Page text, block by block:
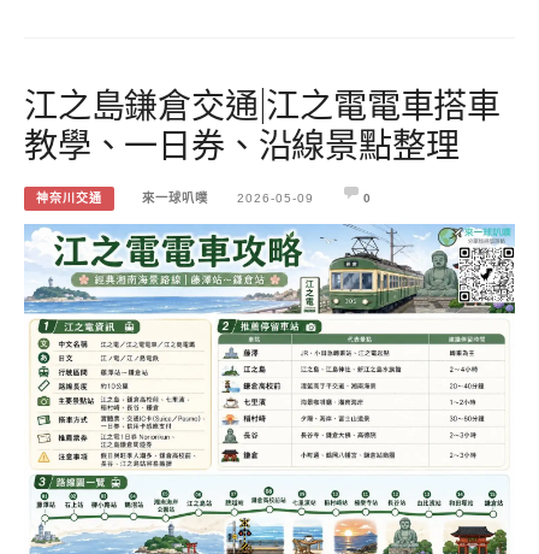
江之島鎌倉交通|江之電電車搭車
教學、一日券、沿線景點整理
神奈川交通 來一球叭噗 2026-05-09 0